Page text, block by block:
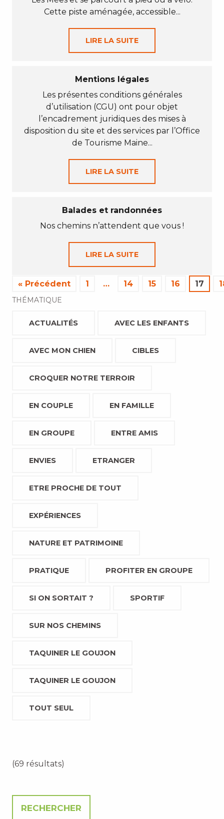
Cette piste aménagée, accessible...
LIRE LA SUITE
Mentions légales
Les présentes conditions générales
d’utilisation (CGU) ont pour objet
l’encadrement juridiques des mises à
disposition du site et des services par l’Office
de Tourisme Maine...
LIRE LA SUITE
Balades et randonnées
Nos chemins n’attendent que vous !
LIRE LA SUITE
« Précédent 1 … 14 15 16 17
THÉMATIQUE
ACTUALITÉS AVEC LES ENFANTS
AVEC MON CHIEN CIBLES
CROQUER NOTRE TERROIR
EN COUPLE EN FAMILLE
EN GROUPE ENTRE AMIS
ENVIES ETRANGER
ETRE PROCHE DE TOUT
EXPÉRIENCES
NATURE ET PATRIMOINE
PRATIQUE PROFITER EN GROUPE
SI ON SORTAIT ? SPORTIF
SUR NOS CHEMINS
TAQUINER LE GOUJON
TAQUINER LE GOUJON
TOUT SEUL
(69 résultats)